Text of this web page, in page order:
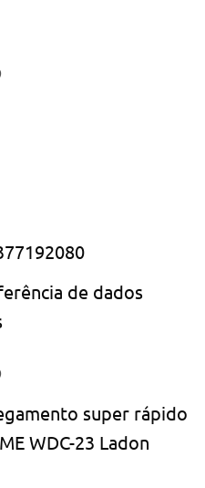
de dados
super rápido
WDC-23 Ladon